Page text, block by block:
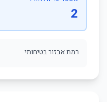
2
רמת אבזור בטיחותי